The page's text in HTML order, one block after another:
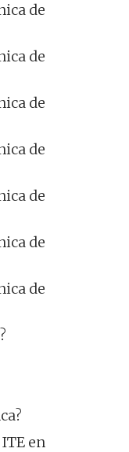
de
de
de
de
de
de
de
en